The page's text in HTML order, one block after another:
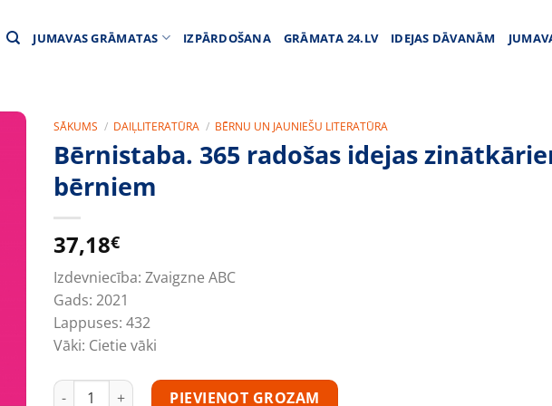
JUMAVAS GRĀMATAS IZPĀRDOŠANA GRĀMATA 24.LV IDEJAS DĀVANĀM
SĀKUMS / DAIĻLITERATŪRA / BĒRNU UN JAUNIEŠU LITERATŪRA
Bērnistaba. 365 radošas idejas
bērniem
37,18€
Izdevniecība: Zvaigzne ABC
Gads: 2021
Lappuses: 432
Vāki: Cietie vāki
Bērnistaba. 365 radošas idejas zinātkāriem bērniem daudzums
PIEVIENOT GROZAM